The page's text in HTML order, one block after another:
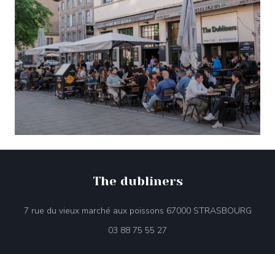
The dubliners
7 rue du vieux marché aux poissons 67000 STRASBOURG
03 88 75 55 27